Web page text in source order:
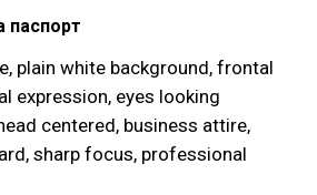
паспорт
plain white background, frontal
expression, eyes looking
centered, business attire,
sharp focus, professional